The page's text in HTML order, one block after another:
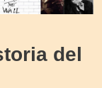
del